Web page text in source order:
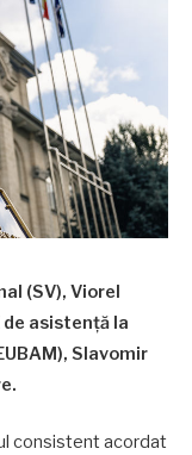
(SV), Viorel
asistenţă la
Slavomir
consistent acordat